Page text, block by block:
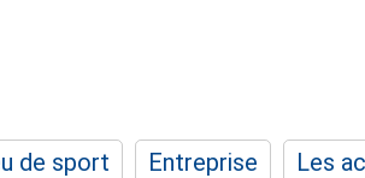
de sport Entreprise Les